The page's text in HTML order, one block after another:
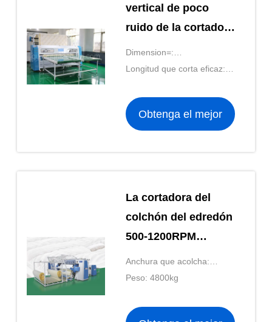
vertical de poco
ruido de la cortadora
del colchón 0.4-
0.8pa
Dimension=:
3500*3500*1380 milímetro
Longitud que corta eficaz:
ilimitados
Obtenga el mejor
La cortadora del
colchón del edredón
500-1200RPM
automatizó el dibujo
del cad
Anchura que acolcha:
2450m mPeso: 4800kg